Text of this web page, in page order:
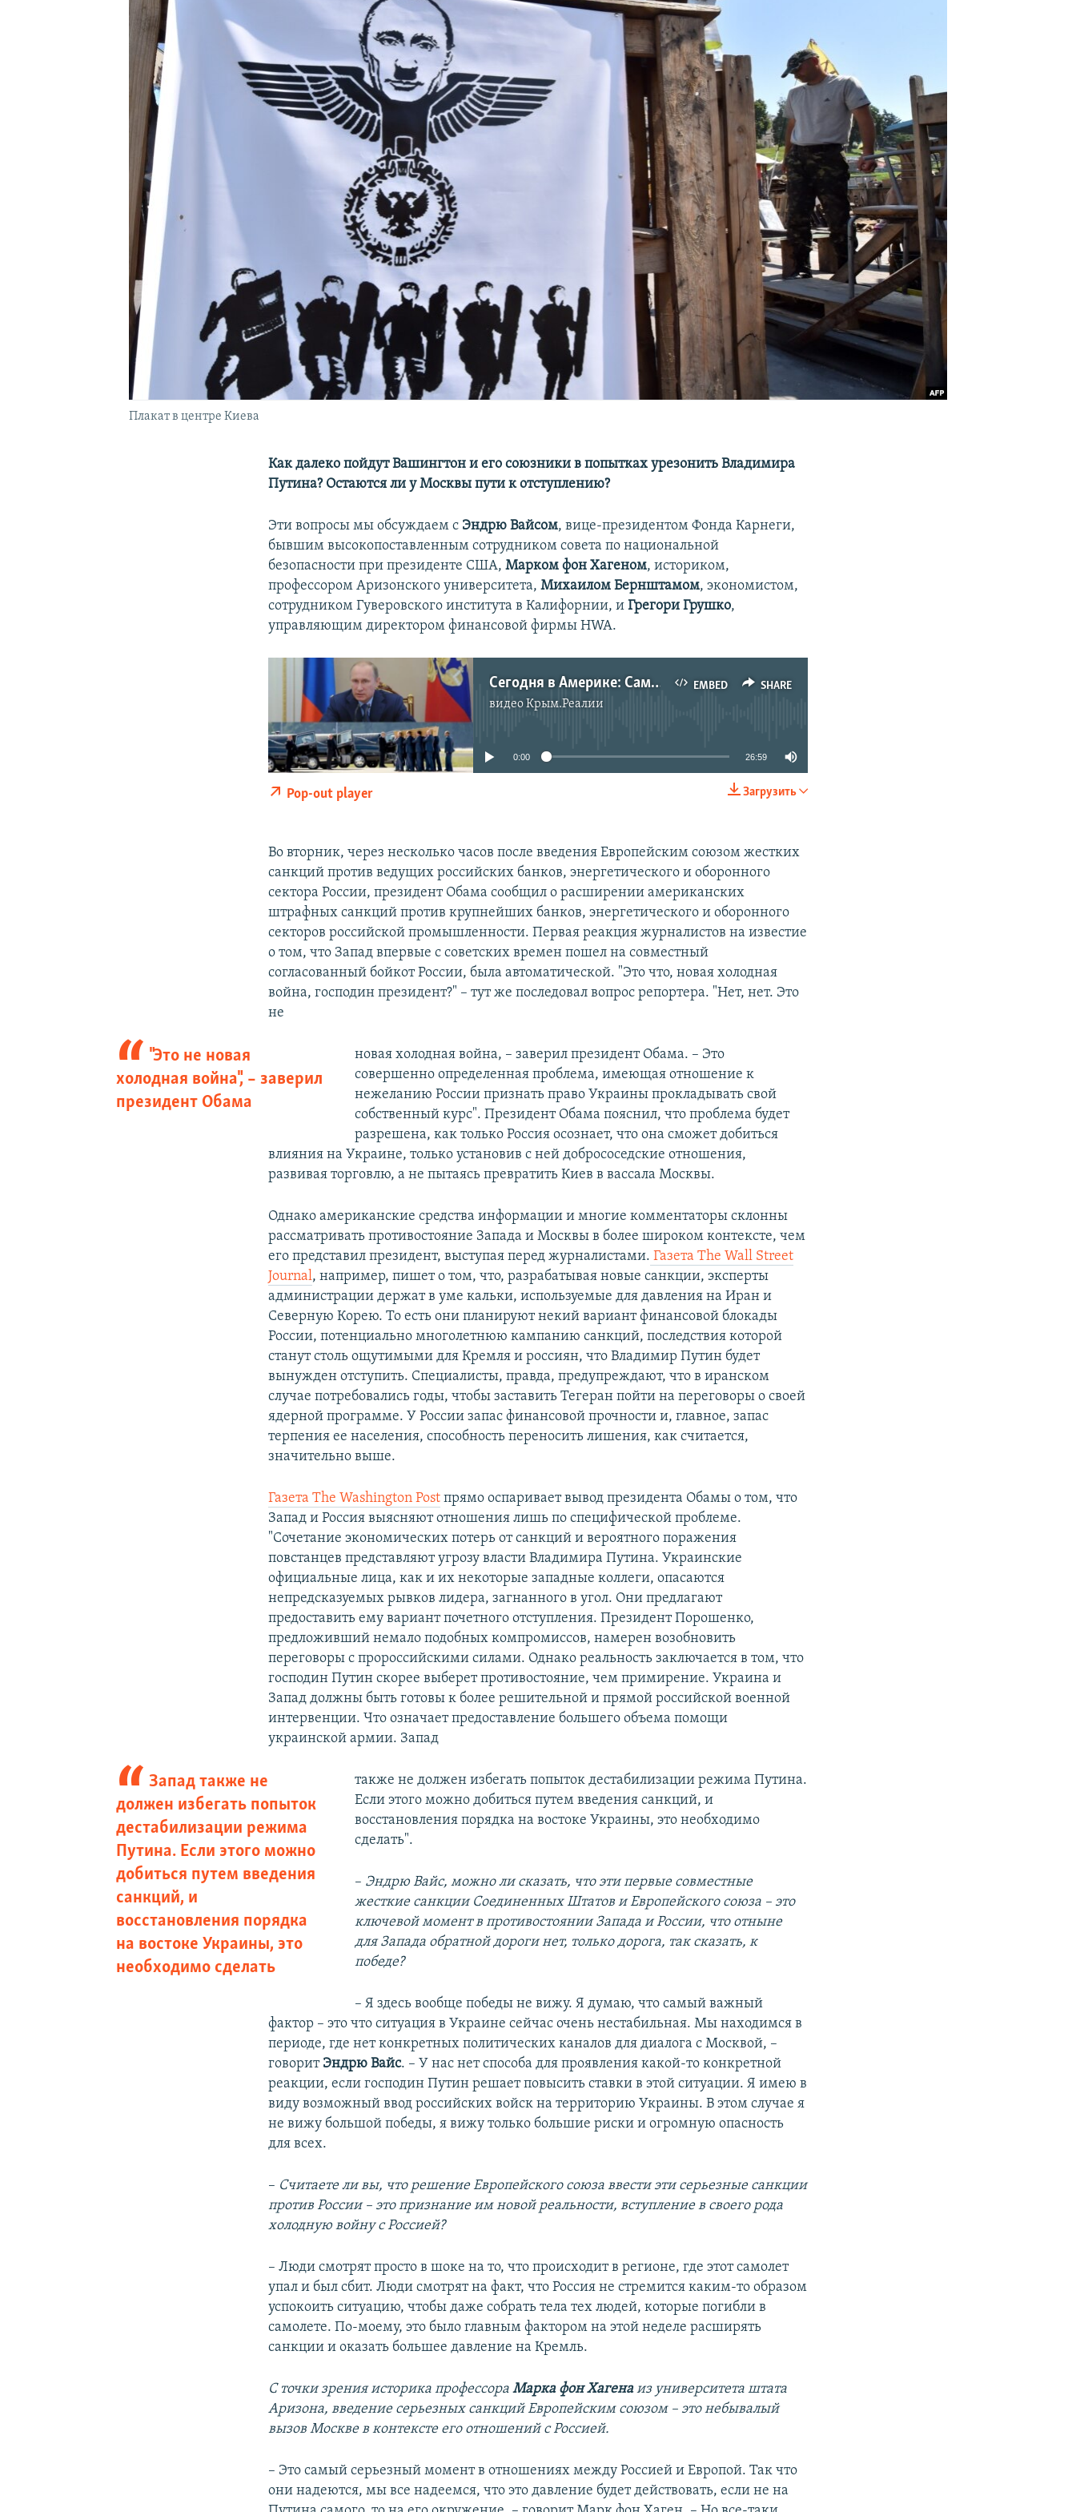
КРЫМ.НЕПОКОРЕННЫЙ
УКРАИНСКАЯ ПРОБЛЕМА КРЫМА
Плакат в центре Киева
Как далеко пойдут Вашингтон и его союзники в попытках урезонить Владимира
Путина? Остаются ли у Москвы пути к отступлению?
Эти вопросы мы обсуждаем с Эндрю Вайсом, вице-президентом Фонда Карнеги,
бывшим высокопоставленным сотрудником совета по национальной
безопасности при президенте США,Марком фон Хагеном, историком,
профессором Аризонского университета,Михаилом Бернштамом, экономистом,
сотрудником Гуверовского института в Калифорнии, иГрегори Грушко,
управляющим директором финансовой фирмы HWA.
EMBED SHARE
Сегодня в Америке: Самоубийственная для Кремля Холодная война
видеоКрым.Реалии
SHARE
No media source currently available
0:00 26:59
Загрузить
Pop-out player
Во вторник, через несколько часов после введения Европейским союзом жестких
санкций против ведущих российских банков, энергетического и оборонного
сектора России, президент Обама сообщил о расширении американских
штрафных санкций против крупнейших банков, энергетического и оборонного
секторов российской промышленности. Первая реакция журналистов на известие
о том, что Запад впервые с советских времен пошел на совместный
согласованный бойкот России, была автоматической. "Это что, новая холодная
война, господин президент?" – тут же последовал вопрос репортера. "Нет, нет. Это
не
"Это не новая
холодная война", – заверил
президент Обама
новая холодная война, – заверил президент Обама. – Это
совершенно определенная проблема, имеющая отношение к
нежеланию России признать право Украины прокладывать свой
собственный курс". Президент Обама пояснил, что проблема будет
разрешена, как только Россия осознает, что она сможет добиться
влияния на Украине, только установив с ней добрососедские отношения,
развивая торговлю, а не пытаясь превратить Киев в вассала Москвы.
Однако американские средства информации и многие комментаторы склонны
рассматривать противостояние Запада и Москвы в более широком контексте, чем
его представил президент, выступая перед журналистами. Газета The Wall Street
Journal, например, пишет о том, что, разрабатывая новые санкции, эксперты
администрации держат в уме кальки, используемые для давления на Иран и
Северную Корею. То есть они планируют некий вариант финансовой блокады
России, потенциально многолетнюю кампанию санкций, последствия которой
станут столь ощутимыми для Кремля и россиян, что Владимир Путин будет
вынужден отступить. Специалисты, правда, предупреждают, что в иранском
случае потребовались годы, чтобы заставить Тегеран пойти на переговоры о своей
ядерной программе. У России запас финансовой прочности и, главное, запас
терпения ее населения, способность переносить лишения, как считается,
значительно выше.
Газета The Washington Post прямо оспаривает вывод президента Обамы о том, что
Запад и Россия выясняют отношения лишь по специфической проблеме.
"Сочетание экономических потерь от санкций и вероятного поражения
повстанцев представляют угрозу власти Владимира Путина. Украинские
официальные лица, как и их некоторые западные коллеги, опасаются
непредсказуемых рывков лидера, загнанного в угол. Они предлагают
предоставить ему вариант почетного отступления. Президент Порошенко,
предложивший немало подобных компромиссов, намерен возобновить
переговоры с пророссийскими силами. Однако реальность заключается в том, что
господин Путин скорее выберет противостояние, чем примирение. Украина и
Запад должны быть готовы к более решительной и прямой российской военной
интервенции. Что означает предоставление большего объема помощи
украинской армии. Запад
Запад также не
должен избегать попыток
дестабилизации режима
Путина. Если этого можно
добиться путем введения
санкций, и
восстановления порядка
на востоке Украины, это
необходимо сделать
также не должен избегать попыток дестабилизации режима Путина.
Если этого можно добиться путем введения санкций, и
восстановления порядка на востоке Украины, это необходимо
сделать".
– Эндрю Вайс, можно ли сказать, что эти первые совместные
жесткие санкции Соединенных Штатов и Европейского союза – это
ключевой момент в противостоянии Запада и России, что отныне
для Запада обратной дороги нет, только дорога, так сказать, к
победе?
– Я здесь вообще победы не вижу. Я думаю, что самый важный
фактор – это что ситуация в Украине сейчас очень нестабильная. Мы находимся в
периоде, где нет конкретных политических каналов для диалога с Москвой, –
говорит Эндрю Вайс. – У нас нет способа для проявления какой-то конкретной
реакции, если господин Путин решает повысить ставки в этой ситуации. Я имею в
виду возможный ввод российских войск на территорию Украины. В этом случае я
не вижу большой победы, я вижу только большие риски и огромную опасность
для всех.
– Считаете ли вы, что решение Европейского союза ввести эти серьезные санкции
против России – это признание им новой реальности, вступление в своего рода
холодную войну с Россией?
– Люди смотрят просто в шоке на то, что происходит в регионе, где этот самолет
упал и был сбит. Люди смотрят на факт, что Россия не стремится каким-то образом
успокоить ситуацию, чтобы даже собрать тела тех людей, которые погибли в
самолете. По-моему, это было главным фактором на этой неделе расширять
санкции и оказать большее давление на Кремль.
С точки зрения историка профессораМарка фон Хагенаиз университета штата
Аризона, введение серьезных санкций Европейским союзом – это небывалый
вызов Москве в контексте его отношений с Россией.
– Это самый серьезный момент в отношениях между Россией и Европой. Так что
они надеются, мы все надеемся, что это давление будет действовать, если не на